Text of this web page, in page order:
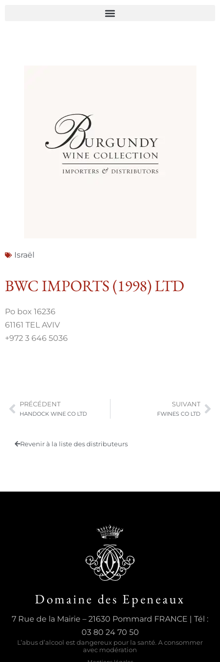
Israël
BWC IMPORTS (1998) LTD
Po box 16236
61161 TEL AVIV
+972 3 646 5036
PRÉCÉDENT
HANDOCK WINE CO LTD
SUIVANT
FWINES CO LTD
Revenir à la liste des distributeurs
Domaine des Epeneaux
7 Rue de la Mairie – 21630 Pommard FRANCE | Tél :
03 80 24 70 50
L’abus d’alcool est dangereux pour la santé. A consommer
avec modération